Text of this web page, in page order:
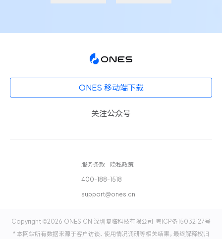
ONES 移动端下载
关注公众号
服务条款 隐私政策
400-188-1518
support@ones.cn
Copyright ©2026 ONES.CN 深圳复临科技有限公司 粤ICP备15032127号
* 本网站所有数据来源于客户访谈、使用情况调研等相关结果，最终解释权归